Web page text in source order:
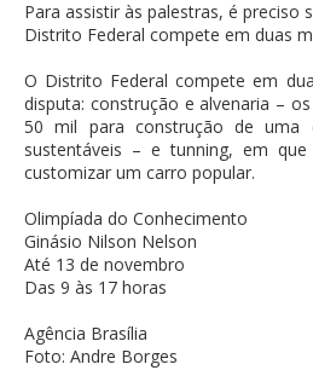
Para assistir às palestras, é preciso
Distrito Federal compete em duas
O Distrito Federal compete em
disputa: construção e alvenaria –
50 mil para construção de uma
sustentáveis – e tunning, em
customizar um carro popular.
Olimpíada do Conhecimento
Ginásio Nilson Nelson
Até 13 de novembro
Das 9 às 17 horas
Agência Brasília
Foto: Andre Borges